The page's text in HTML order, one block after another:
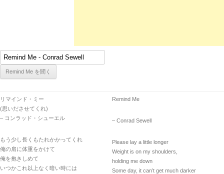
リマインド・ミー
(思いださせてくれ)
– コンラッド・シューエル
もう少し長くもたれかかってくれ
俺の肩に体重をかけて
俺を抱きしめて
いつかこれ以上なく暗い時には
Remind Me
– Conrad Sewell
Please lay a little longer
Weight is on my shoulders,
holding me down
Some day, it can’t get much darker